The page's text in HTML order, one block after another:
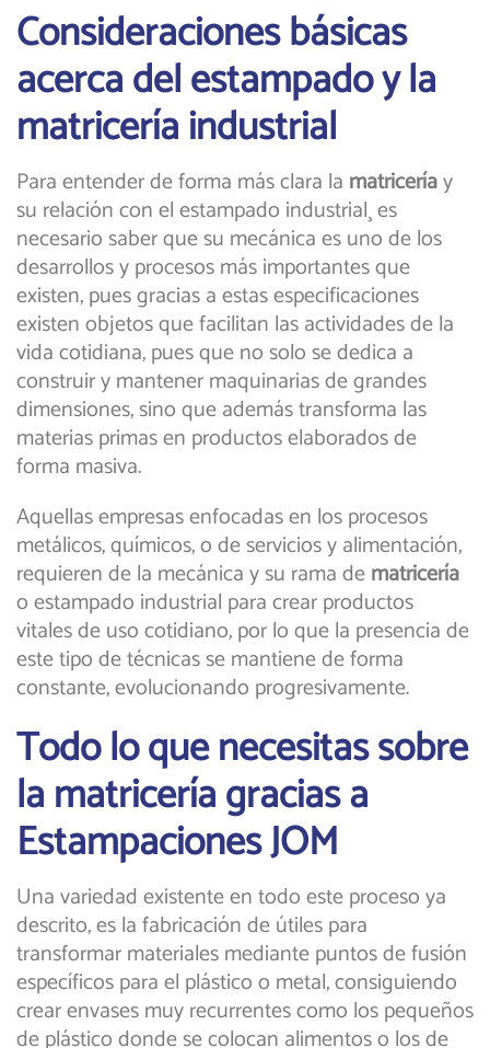
Consideraciones básicas
acerca del estampado y la
matricería industrial
Para entender de forma más clara la matriceríay
su relación con el estampado industrial¸ es
necesario saber que su mecánica es uno de los
desarrollos y procesos más importantes que
existen, pues gracias a estas especificaciones
existen objetos que facilitan las actividades de la
vida cotidiana, pues que no solo se dedica a
construir y mantener maquinarias de grandes
dimensiones, sino que además transforma las
materias primas en productos elaborados de
forma masiva.
Aquellas empresas enfocadas en los procesos
metálicos, químicos, o de servicios y alimentación,
requieren de la mecánica y su rama dematricería
o estampado industrial para crear productos
vitales de uso cotidiano, por lo que la presencia de
este tipo de técnicas se mantiene de forma
constante, evolucionando progresivamente.
Todo lo que necesitas sobre
la matricería gracias a
Estampaciones JOM
Una variedad existente en todo este proceso ya
descrito, es la fabricación de útiles para
transformar materiales mediante puntos de fusión
específicos para el plástico o metal, consiguiendo
crear envases muy recurrentes como los pequeños
de plástico donde se colocan alimentos o los de